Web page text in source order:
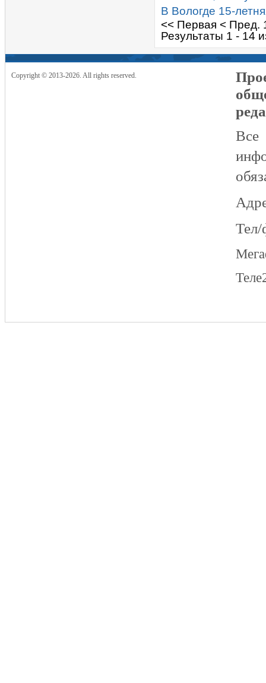
В Вологде 15-
<< Первая < Пред.
Результаты 1 - 14
Copyright © 2013-2026. All rights reserved.